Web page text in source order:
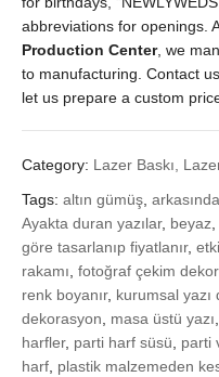
abbreviations for openings.
Production Center, we
to manufacturing. Contact
let us prepare a custom
Category: Lazer Baskı,
Tags: altın gümüş
Ayakta duran yazılar, beyaz
göre tasarlanıp fiyatlanır,
rakamı fotoğraf çekim
renk boyanır, kurumsal yazı
dekorasyon
masa üstü yazı
harfler, parti harf süsü parti
harf plastik malzemeden